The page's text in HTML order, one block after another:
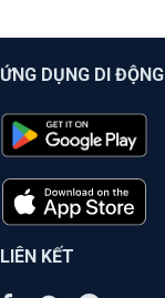
ỨNG DỤNG DI ĐỘNG
LIÊN KẾT